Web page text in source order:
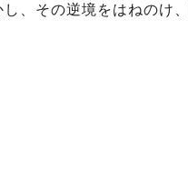
、その逆境をはねのけ